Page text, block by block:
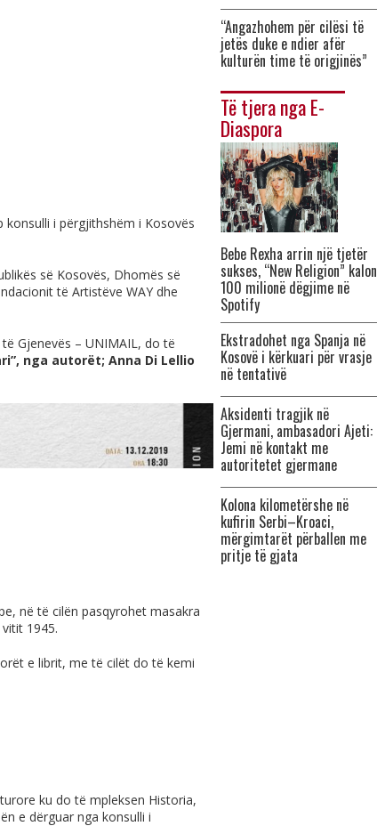
i përgjithshëm i Kosovës
së Kosovës, Dhomës së
të Artistëve WAY dhe
Gjenevës – UNIMAIL, do të
nga autorët; Anna Di Lellio
në të cilën pasqyrohet masakra
1945.
e librit, me të cilët do të kemi
ku do të mpleksen Historia,
e dërguar nga konsulli i
“Angazhohem për cilësi të
jetës duke e ndier afër
kulturën time të origjinës”
Të tjera nga E-
Diaspora
Bebe Rexha arrin një tjetër
sukses, “New Religion” kalon
100 milionë dëgjime në
Spotify
Ekstradohet nga Spanja në
Kosovë i kërkuari për vrasje
në tentativë
Aksidenti tragjik në
Gjermani, ambasadori Ajeti:
Jemi në kontakt me
autoritetet gjermane
Kolona kilometërshe në
kufirin Serbi–Kroaci,
mërgimtarët përballen me
pritje të gjata